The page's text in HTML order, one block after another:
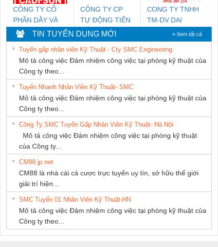
CÔNG TY CỔ
PHẦN DÂY VÀ
CÁP ĐIỆN
THƯỢNG ĐÌNH
CÔNG TY CP
TỰ ĐỘNG TIẾN
HƯNG
CONG TY TNHH
TM-DV DAI
DONG THANH
TIN TUYỂN DỤNG MỚI » Xem tất cả
Tuyển gấp nhân viên Kỹ Thuật - Cty SMC Engineering
Mô tả công việc Đảm nhiệm công việc tại phòng kỹ thuật của
Công ty theo...
Tuyển Nhanh Nhân Viên Kỹ Thuật- SMC
Mô tả công việc Đảm nhiệm công việc tại phòng kỹ thuật của
Công ty theo...
Công Ty SMC Tuyển Gấp Nhân Viên Kỹ Thuật- Hà Nội
Mô tả công việc Đảm nhiệm công việc tại phòng kỹ thuật
của Công ty...
CM88 jp net
CM88 là nhà cái cá cược trực tuyến uy tín, sở hữu thế giới
giải trí hiện...
SMC Tuyển 01 Nhân Viên Kỹ Thuật-HN
Mô tả công việc Đảm nhiệm công việc tại phòng kỹ thuật của
Công ty theo...